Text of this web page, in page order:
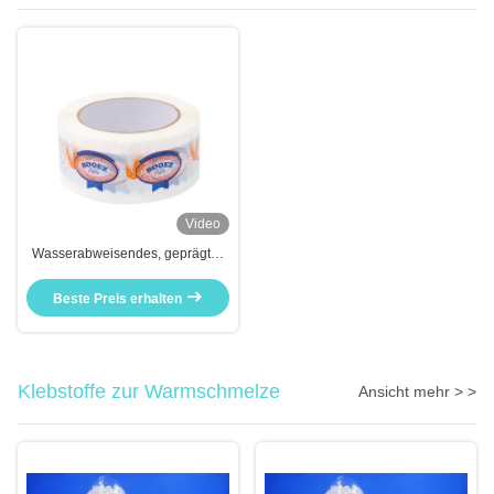
Video
Wasserabweisendes, geprägtes
Korrosion
Beste Preis erhalten
Klebstoffe zur Warmschmelze Ansicht mehr > >